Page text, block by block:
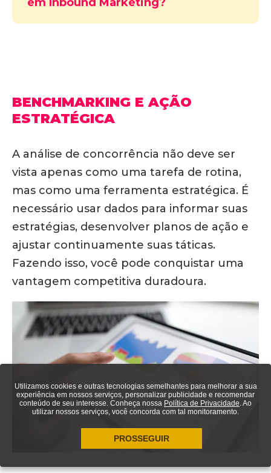
BENCHMARKING E AÇÃO
ESTRATÉGICA
A análise de concorrência não deve ser
vista apenas como uma tarefa de rotina,
mas como uma ferramenta estratégica. É
necessário usar dados para informar suas
estratégias, desenvolver planos de ação e
ajustar continuamente suas táticas.
Fazendo isso, você pode conquistar uma
vantagem competitiva duradoura.
Utilizamos cookies e outras tecnologias semelhantes para melhorar a sua
experiência em nossos serviços, personalizar publicidade e recomendar
conteúdo de seu interesse. Conheça nossa Política de Privacidade. Ao
utilizar nossos serviços, você concorda com tal monitoramento.
PROSSEGUIR